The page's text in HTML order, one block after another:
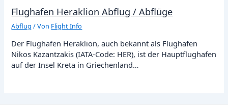
Flughafen Heraklion Abflug / Abflüge
Abflug / Von Flight Info
Der Flughafen Heraklion, auch bekannt als Flughafen
Nikos Kazantzakis (IATA-Code: HER), ist der Hauptflughafen
auf der Insel Kreta in Griechenland…